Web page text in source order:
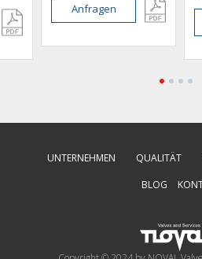
Anfragen
UNTERNEHMEN QUALITÄT
BLOG